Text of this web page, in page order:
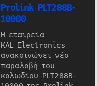
Prolink PLT288B-
10000
Η εταιρεία
KAL Electronics
ανακοινώνει νέα
παραλαβή του
καλωδίου PLT288B-